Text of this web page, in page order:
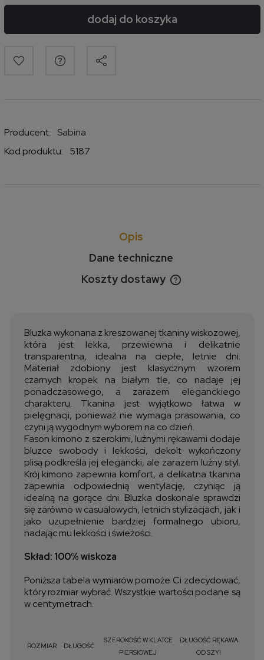
dodaj do koszyka
Producent:
Sabina
Kod produktu:
5187
Opis
Dane techniczne
Koszty dostawy
Cena nie zawiera ewentualnych kosztów płatności
Bluzka wykonana z kreszowanej tkaniny wiskozowej,
która jest lekka, przewiewna i delikatnie
transparentna, idealna na ciepłe, letnie dni.
Materiał zdobiony jest klasycznym wzorem
czarnych kropek na białym tle, co nadaje jej
ponadczasowego, a zarazem eleganckiego
charakteru. Tkanina jest wyjątkowo łatwa w
pielęgnacji, ponieważ nie wymaga prasowania, co
czyni ją wygodnym wyborem na co dzień.
Fason kimono z szerokimi, luźnymi rękawami dodaje
bluzce swobody i lekkości, dekolt wykończony
plisą podkreśla jej elegancki, ale zarazem luźny styl.
Krój kimono zapewnia komfort, a delikatna tkanina
zapewnia odpowiednią wentylację, czyniąc ją
idealną na gorące dni. Bluzka doskonale sprawdzi
się zarówno w casualowych, letnich stylizacjach, jak i
jako uzupełnienie bardziej formalnego ubioru,
nadając mu lekkości i świeżości.
Skład: 100% wiskoza
Poniższa tabela wymiarów pomoże Ci zdecydować,
który rozmiar wybrać. Wszystkie wartości podane są
w centymetrach.
ROZMIAR DŁUGOŚĆ
SZEROKOŚĆ W KLATCE
PIERSIOWEJ
DŁUGOŚĆ RĘKAWA
OD SZYI